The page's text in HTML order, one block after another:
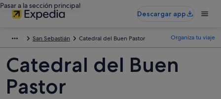
Pasar a la sección principal
Descargar app
San Sebastián Catedral del Buen Pastor Organiza tu viaje
Catedral del Buen
Pastor